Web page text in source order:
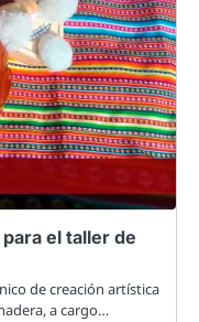
el taller de
de creación artística
a cargo…